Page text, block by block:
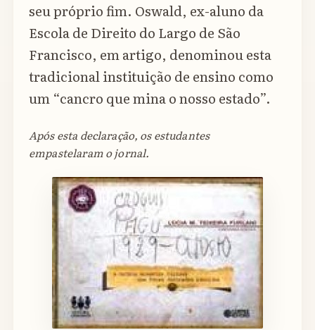
seu próprio fim. Oswald, ex-aluno da
Escola de Direito do Largo de São
Francisco, em artigo, denominou esta
tradicional instituição de ensino como
um “cancro que mina o nosso estado”.
Após esta declaração, os estudantes
empastelaram o jornal.